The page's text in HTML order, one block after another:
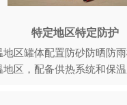
特定地区特定防护
地区罐体配置防砂防晒防
地区，配备供热系统和保温